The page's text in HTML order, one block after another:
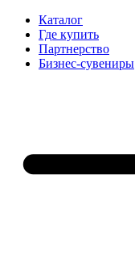
Каталог
Где купить
Партнерство
Бизнес-сувениры